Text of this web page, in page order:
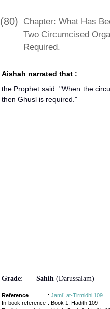
(80) Chapter: What Has
Two Circumcised
Required.
Aishah narrated that :
the Prophet said: "When the
then Ghusl is required."
Grade: Sahih(Darussalam)
Reference : Jami` at-Tirmidhi 109
In-book reference : Book 1, Hadith 109